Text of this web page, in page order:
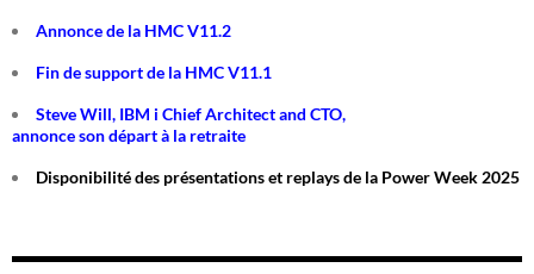
Annonce de la HMC V11.2
Fin de support de la HMC V11.1
Steve Will, IBM i Chief Architect and CTO,
annonce son départ à la retraite
Disponibilité des présentations et replays de la Power Week 2025